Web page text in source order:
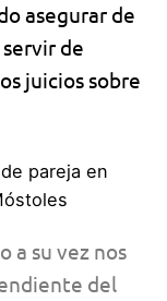
asegurar de
de
juicios sobre
a su vez nos
del